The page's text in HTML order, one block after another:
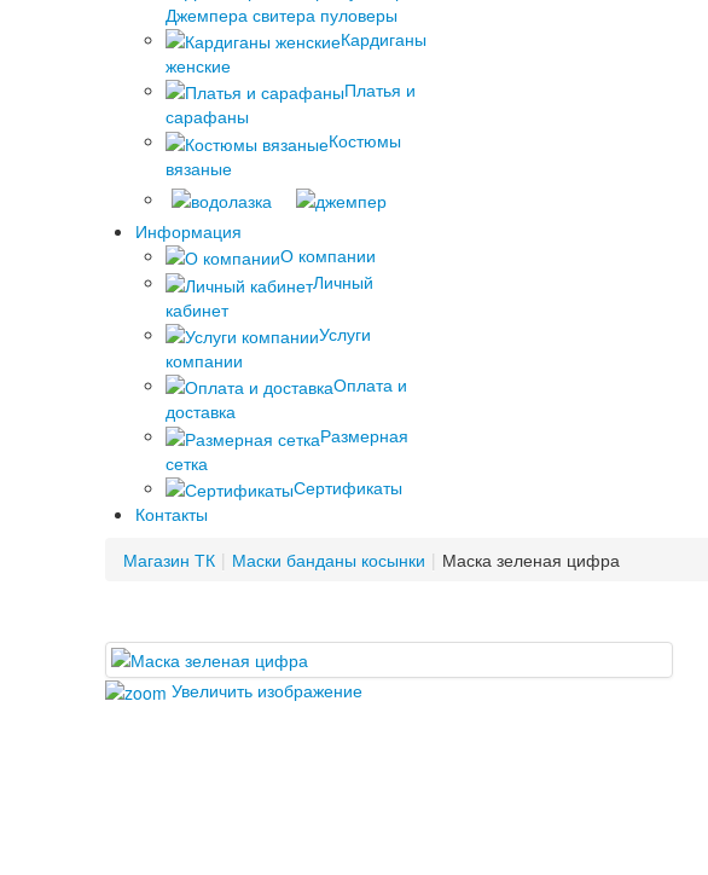
Джемпера свитера пуловеры
Кардиганы
женские
Платья и
сарафаны
Костюмы
вязаные
Информация
О компании
Личный
кабинет
Услуги
компании
Оплата и
доставка
Размерная
сетка
Сертификаты
Контакты
Магазин ТК | Маски банданы косынки | Маска зеленая цифра
Увеличить изображение